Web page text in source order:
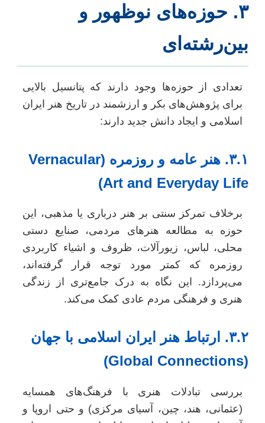
۳. حوزه‌های نوظهور و
تعدادی از حوزه‌ها وجود دارند که پتانسیل بالایی
برای پژوهش‌های بکر و ارزشمند در تاریخ هنر ایران
اسلامی و ایجاد دانش جدید دارند:
۳.۱. هنر عامه و روزمره (Vernacular
Art and Everyday
برخلاف تمرکز سنتی بر هنر درباری یا مذهبی، این
حوزه به مطالعه هنرهای مردمی، صنایع دستی
محلی، لباس، زیورآلات، ظروف و اشیاء کاربردی
روزمره که کمتر مورد توجه قرار گرفته‌اند،
می‌پردازد. این نگاه به درک جامع‌تری از زندگی
هنری و فرهنگی مردم عادی کمک می‌کند.
۳.۲. ارتباط هنر ایران اسلامی با جهان
بررسی تبادلات هنری با فرهنگ‌های همسایه
(عثمانی، هند، چین، آسیای مرکزی) و حتی اروپا و